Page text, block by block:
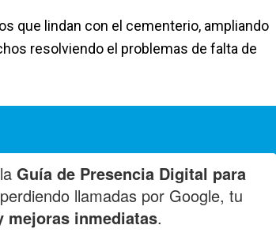
que lindan con el cementerio, ampliando
resolviendo el problemas de falta de